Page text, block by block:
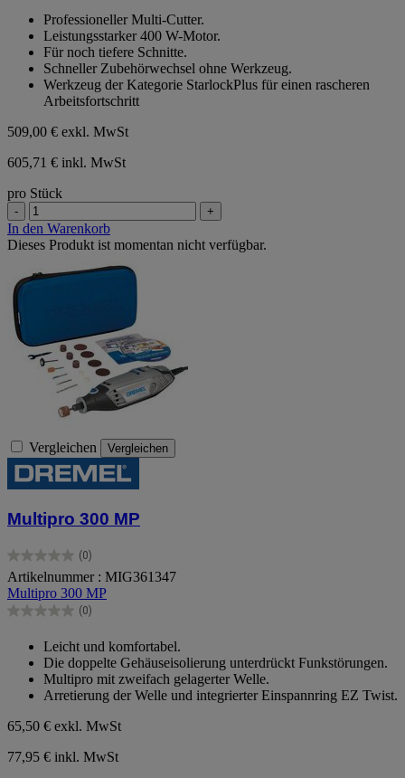
Sternen.
Professioneller Multi-Cutter.
Leistungsstarker 400 W-Motor.
Für noch tiefere Schnitte.
Schneller Zubehörwechsel ohne Werkzeug.
Werkzeug der Kategorie StarlockPlus für einen rascheren
Arbeitsfortschritt
509,00 € exkl. MwSt
605,71 € inkl. MwSt
pro Stück
- +
In den Warenkorb
Dieses Produkt ist momentan nicht verfügbar.
Vergleichen Vergleichen
Multipro 300 MP
(0)
0.0
von
5
Sternen.
Artikelnummer : MIG361347
Multipro 300 MP
(0)
0.0
Sternen.
Leicht und komfortabel.
Die doppelte Gehäuseisolierung unterdrückt Funkstörungen.
Multipro mit zweifach gelagerter Welle.
Arretierung der Welle und integrierter Einspannring EZ Twist.
65,50 € exkl. MwSt
77,95 € inkl. MwSt